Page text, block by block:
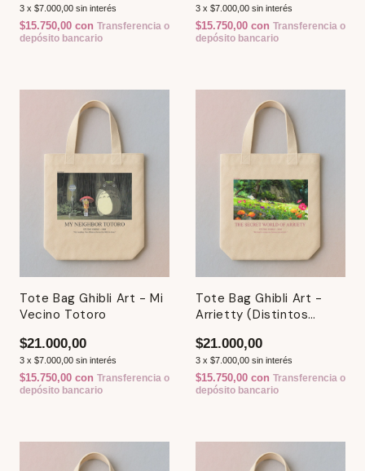
3 x $7.000,00 sin interés
$15.750,00 con Transferencia o
depósito bancario
3 x $7.000,00 sin interés
$15.750,00 con Transferencia o
depósito bancario
Tote Bag Ghibli Art - Mi
Vecino Totoro
$21.000,00
3 x $7.000,00 sin interés
$15.750,00 con Transferencia o
depósito bancario
Tote Bag Ghibli Art -
Arrietty (Distintos
$21.000,00
3 x $7.000,00 sin interés
$15.750,00 con Transferencia o
depósito bancario